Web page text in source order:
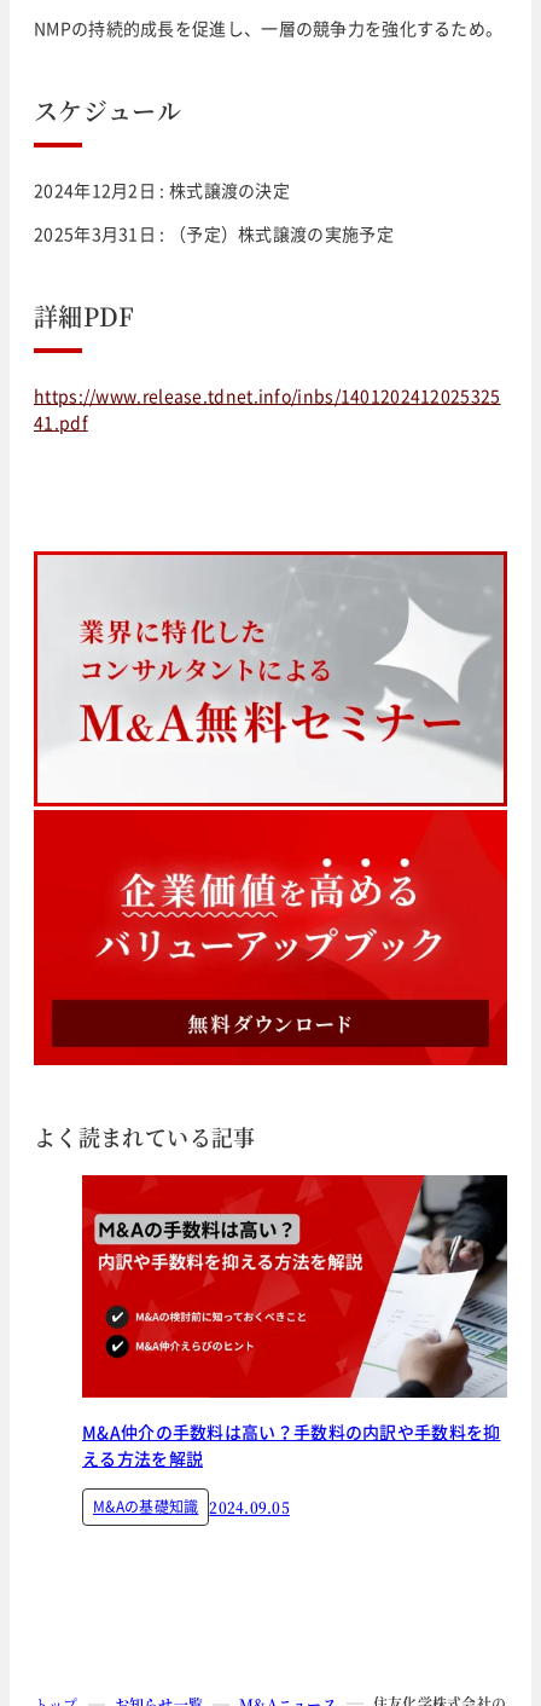
NMPの持続的成長を促進し、一層の競争力を強化するため。
スケジュール
2024年12月2日 : 株式譲渡の決定
2025年3月31日 : （予定）株式譲渡の実施予定
詳細PDF
https://www.release.tdnet.info/inbs/1401202412025325
41.pdf
よく読まれている記事
M&A仲介の手数料は高い？手数料の内訳や手数料を抑
える方法を解説
M&Aの基礎知識 2024.09.05